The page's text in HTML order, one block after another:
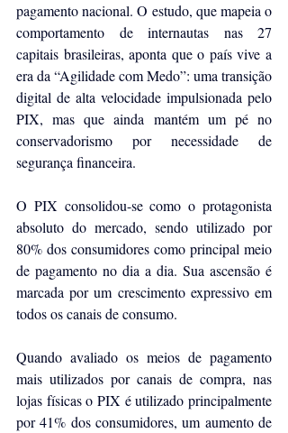
pagamento nacional. O estudo, que mapeia o
comportamento de internautas nas 27
capitais brasileiras, aponta que o país vive a
era da “Agilidade com Medo”: uma transição
digital de alta velocidade impulsionada pelo
PIX, mas que ainda mantém um pé no
conservadorismo por necessidade de
segurança financeira.
O PIX consolidou-se como o protagonista
absoluto do mercado, sendo utilizado por
80% dos consumidores como principal meio
de pagamento no dia a dia. Sua ascensão é
marcada por um crescimento expressivo em
todos os canais de consumo.
Quando avaliado os meios de pagamento
mais utilizados por canais de compra, nas
lojas físicas o PIX é utilizado principalmente
por 41% dos consumidores, um aumento de